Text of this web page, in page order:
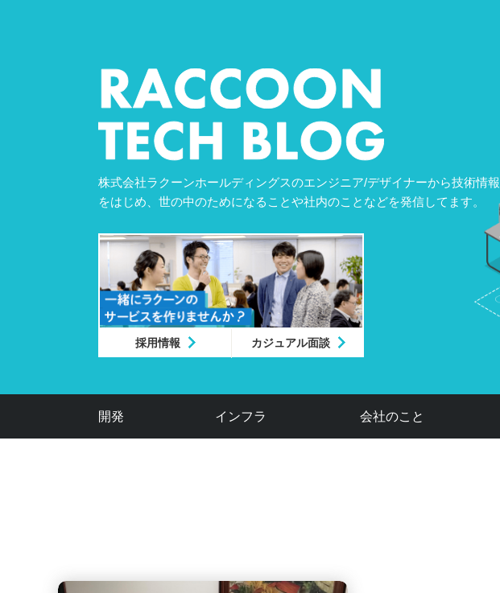
株式会社ラクーンホールディングスのエンジニア/デザイナーから技術情報
をはじめ、世の中のためになることや社内のことなどを発信してます。
採用情報 カジュアル面談
開発 インフラ 会社のこと